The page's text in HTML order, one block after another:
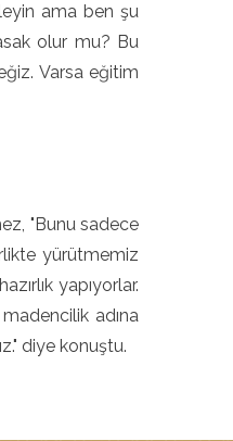
ama ben şu
olur mu? Bu
Varsa eğitim
"Bunu sadece
yürütmemiz
yapıyorlar.
adına
diye konuştu.